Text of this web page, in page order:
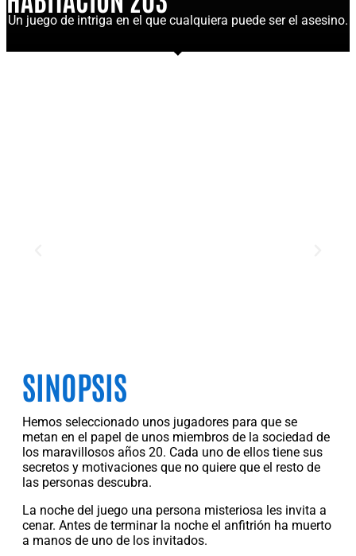
Un juego de intriga en el que cualquiera puede ser el asesino.
SINOPSIS
Hemos seleccionado unos jugadores para que se
metan en el papel de unos miembros de la sociedad de
los maravillosos años 20. Cada uno de ellos tiene sus
secretos y motivaciones que no quiere que el resto de
las personas descubra.
La noche del juego una persona misteriosa les invita a
cenar. Antes de terminar la noche el anfitrión ha muerto
a manos de uno de los invitados.